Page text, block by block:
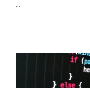
...